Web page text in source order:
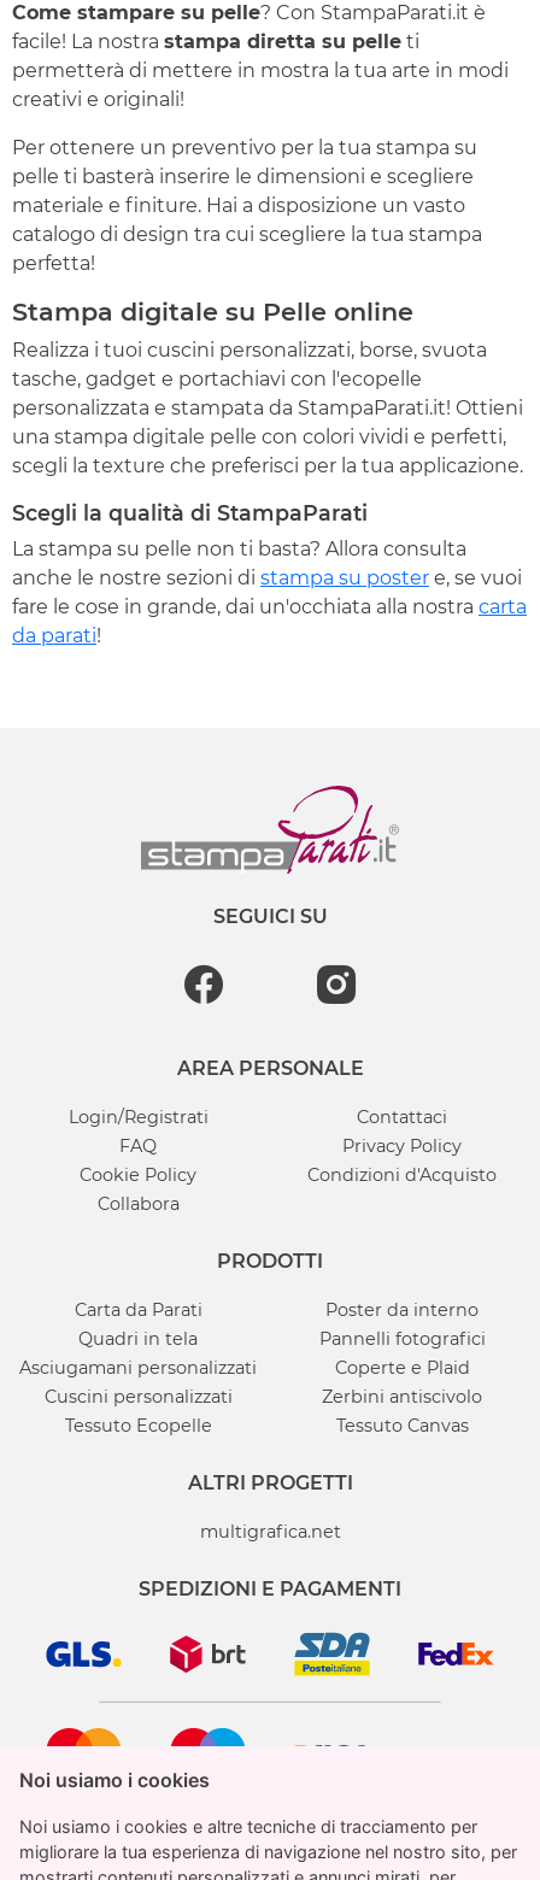
Noi usiamo i cookies
Noi usiamo i cookies e altre tecniche di tracciamento per
migliorare la tua esperienza di navigazione nel nostro sito, per
Noi usiamo i cookies
Noi usiamo i cookies e altre tecniche di tracciamento per
migliorare la tua esperienza di navigazione nel nostro sito, per
Come stampare su pelle? Con StampaParati.it è
facile! La nostra stampa diretta su pelle ti
permetterà di mettere in mostra la tua arte in modi
creativi e originali!
Per ottenere un preventivo per la tua stampa su
pelle ti basterà inserire le dimensioni e scegliere
materiale e finiture. Hai a disposizione un vasto
catalogo di design tra cui scegliere la tua stampa
perfetta!
Stampa digitale su Pelle online
Realizza i tuoi cuscini personalizzati, borse, svuota
tasche, gadget e portachiavi con l'ecopelle
personalizzata e stampata da StampaParati.it! Ottieni
una stampa digitale pelle con colori vividi e perfetti,
scegli la texture che preferisci per la tua applicazione.
Scegli la qualità di StampaParati
La stampa su pelle non ti basta? Allora consulta
anche le nostre sezioni di stampa su poster e, se vuoi
fare le cose in grande, dai un'occhiata alla nostra carta
da parati!
SEGUICI SU
AREA PERSONALE
Login/Registrati
Contattaci
FAQ
Privacy Policy
Cookie Policy
Condizioni d'Acquisto
Collabora
PRODOTTI
Carta da Parati
Poster da interno
Quadri in tela
Pannelli fotografici
Asciugamani personalizzati
Coperte e Plaid
Cuscini personalizzati
Zerbini antiscivolo
Tessuto Ecopelle
Tessuto Canvas
ALTRI PROGETTI
multigrafica.net
SPEDIZIONI E PAGAMENTI